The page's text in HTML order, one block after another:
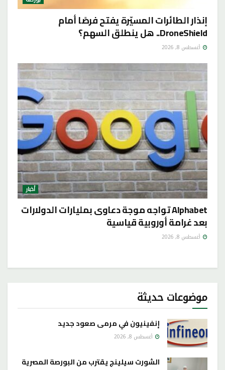
إنذار الطائرات المسيّرة يفتح فرصًا أمام
DroneShield.. هل ينطلق السهم؟
أغسطس 8, 2026
أخبار
Alphabet تواجه موجة دعاوى بمليارات الدولارات
بعد غرامة أوروبية قياسية
أغسطس 8, 2026
موضوعات حديثة
إنفينيون في مرمى صعود جديد
أغسطس 8, 2026
الشورت سيلينج يقترب من البورصة المصرية